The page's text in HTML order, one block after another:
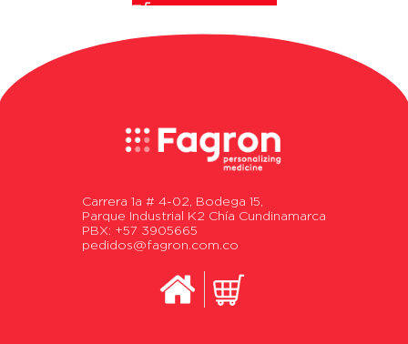
Carrera 1a # 4-02, Bodega 15,
Parque Industrial K2 Chía Cundinamarca
PBX: +57 3905665
pedidos@fagron.com.co